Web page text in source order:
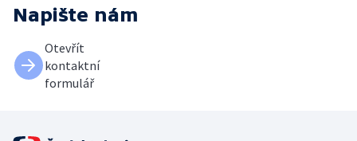
Napište nám
Otevřít
kontaktní
formulář